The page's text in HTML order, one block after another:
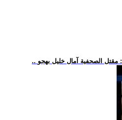
مقتل الصحفية آمال خليل بهجو